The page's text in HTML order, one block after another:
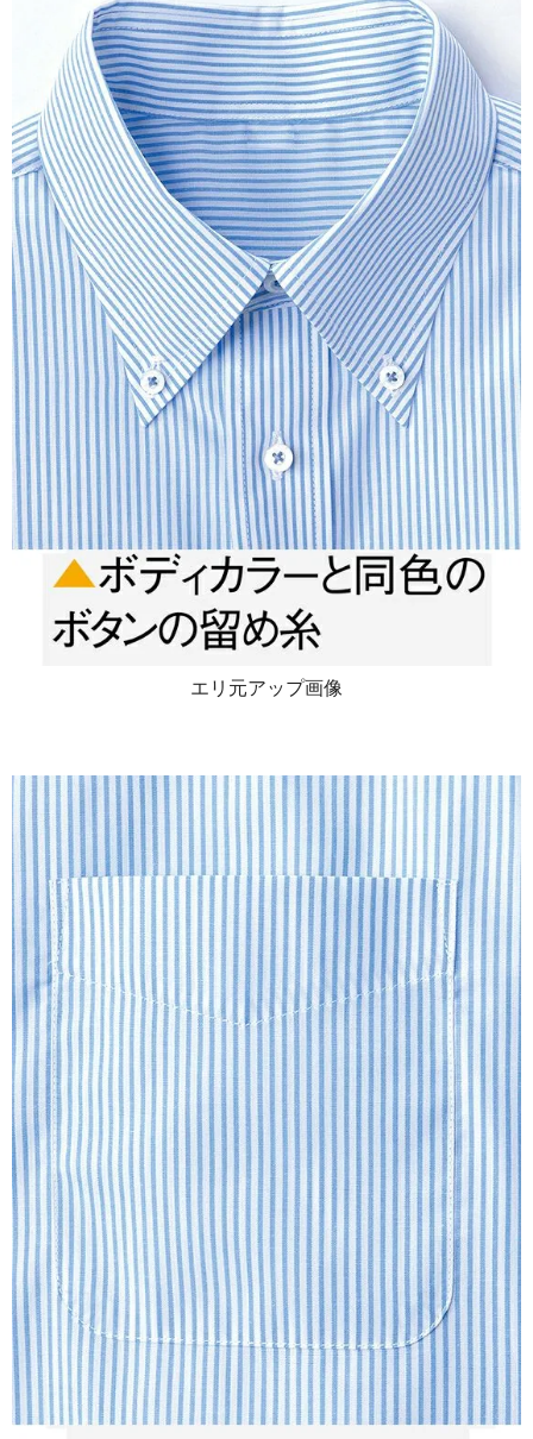
エリ元アップ画像